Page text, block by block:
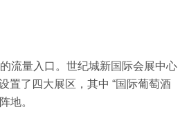
流量入口。世纪城新国际会展中心
置了四大展区，其中 “国际葡萄酒
地。